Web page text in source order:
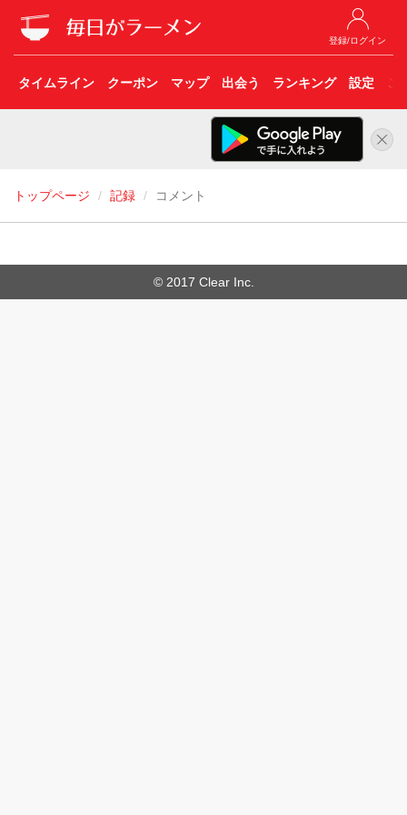
登録/ログイン
タイムライン クーポン マップ 出会う ランキング 設定 こ
トップページ 記録 コメント
© 2017 Clear Inc.